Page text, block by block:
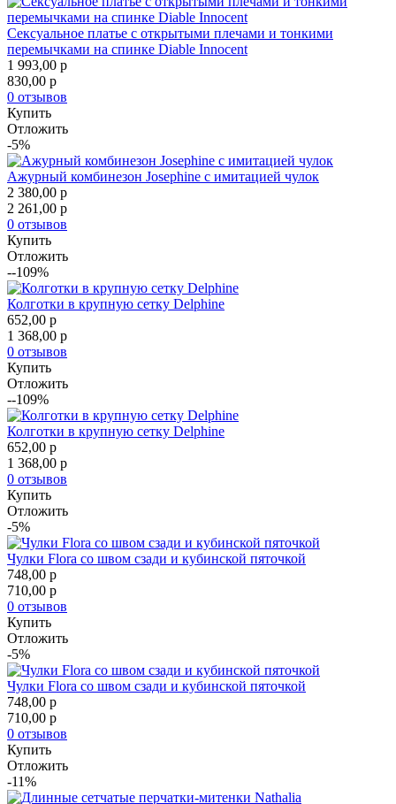
Сексуальное платье с открытыми плечами и тонкими
перемычками на спинке Diable Innocent
1 993,00 p
830,00 p
0 отзывов
Купить
Отложить
-5%
Ажурный комбинезон Josephine с имитацией чулок
2 380,00 p
2 261,00 p
0 отзывов
Купить
Отложить
--109%
Колготки в крупную сетку Delphine
652,00 p
1 368,00 p
0 отзывов
Купить
Отложить
--109%
Колготки в крупную сетку Delphine
652,00 p
1 368,00 p
0 отзывов
Купить
Отложить
-5%
Чулки Flora со швом сзади и кубинской пяточкой
748,00 p
710,00 p
0 отзывов
Купить
Отложить
-5%
Чулки Flora со швом сзади и кубинской пяточкой
748,00 p
710,00 p
0 отзывов
Купить
Отложить
-11%